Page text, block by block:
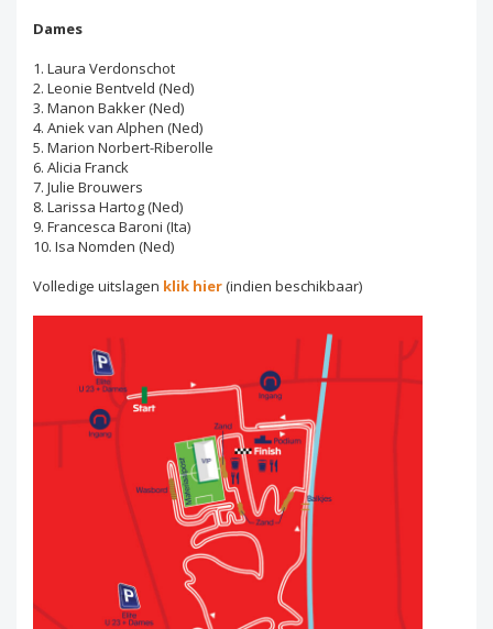
Dames
1. Laura Verdonschot
2. Leonie Bentveld (Ned)
3. Manon Bakker (Ned)
4. Aniek van Alphen (Ned)
5. Marion Norbert-Riberolle
6. Alicia Franck
7. Julie Brouwers
8. Larissa Hartog (Ned)
9. Francesca Baroni (Ita)
10. Isa Nomden (Ned)
Volledige uitslagen klik hier(indien beschikbaar)